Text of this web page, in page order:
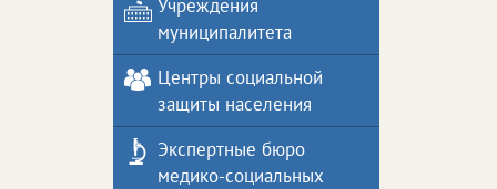
Учреждения
муниципалитета
Центры социальной
защиты населения
Экспертные бюро
медико-социальных